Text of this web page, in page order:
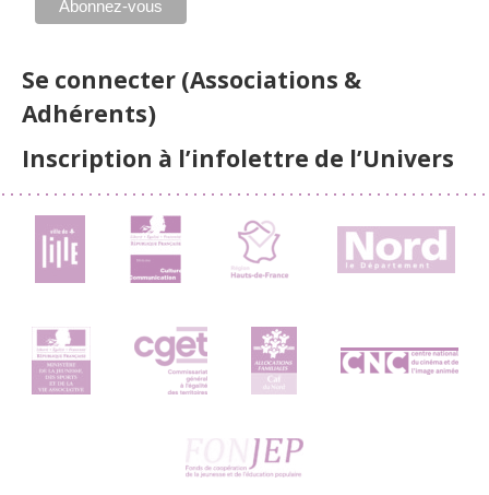
Se connecter (Associations &
Adhérents)
Inscription à l’infolettre de l’Univers